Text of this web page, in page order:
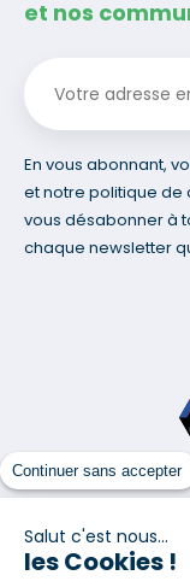
Continuer sans accepter
Salut c'est nous...
les Cookies !
et nos
En vous abonnant,
et notre politique de
vous désabonner à
chaque newsletter